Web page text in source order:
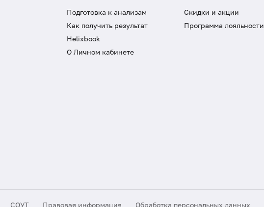
Подготовка к анализам
Как получить результат
Helixbook
О Личном кабинете
Скидки и акции
Программа лояльности
СОУТ Правовая информация Обработка персональных данных